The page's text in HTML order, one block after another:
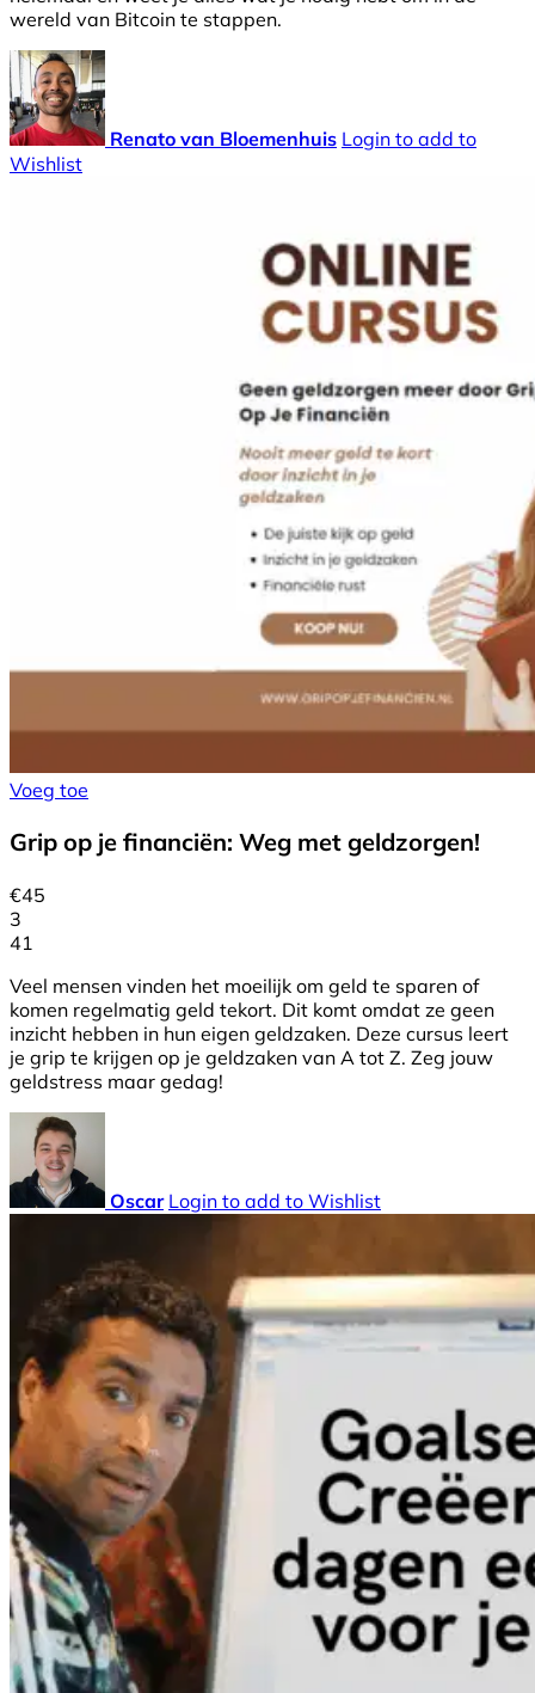
wereld van Bitcoin te stappen.
Renato van Bloemenhuis Login to add to
Wishlist
Voeg toe
Grip op je financiën: Weg met geldzorgen!
€45
3
41
Veel mensen vinden het moeilijk om geld te sparen of
komen regelmatig geld tekort. Dit komt omdat ze geen
inzicht hebben in hun eigen geldzaken. Deze cursus leert
je grip te krijgen op je geldzaken van A tot Z. Zeg jouw
geldstress maar gedag!
Oscar Login to add to Wishlist